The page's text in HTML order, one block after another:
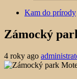
Kam do prírody
Zámocký
4 roky ago